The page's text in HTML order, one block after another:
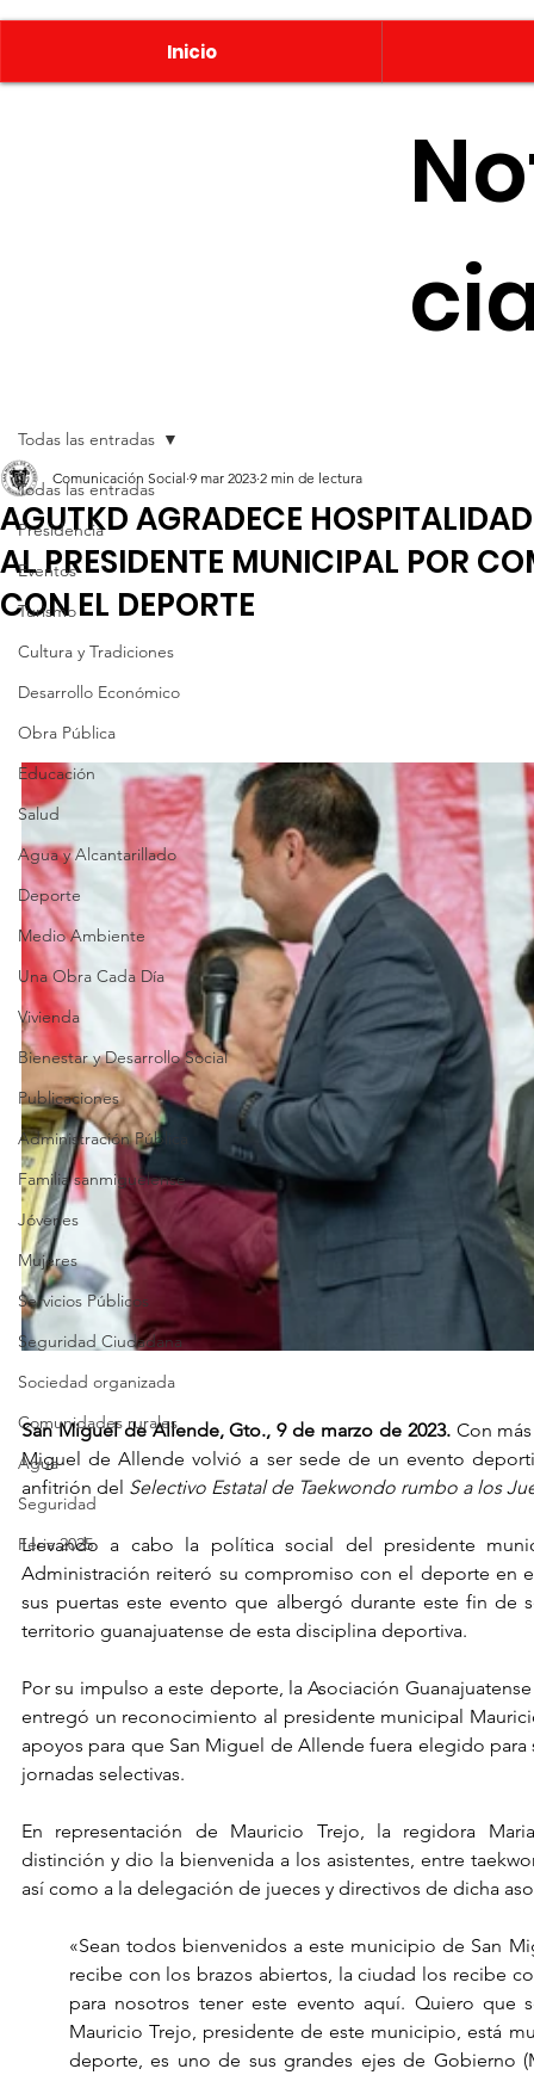
Todas las entradas
Presidencia
Eventos
Turismo
Cultura y Tradiciones
Desarrollo Económico
Obra Pública
Educación
Salud
Agua y Alcantarillado
Deporte
Medio Ambiente
Una Obra Cada Día
Vivienda
Bienestar y Desarrollo Social
Publicaciones
Administración Pública
Familia sanmiguelense
Jóvenes
Mujeres
Servicios Públicos
Seguridad Ciudadana
Sociedad organizada
Comunidades rurales
Agua
Seguridad
Feria 2025
Todas las entradas
AGUTKD AGRADECE
AL PRESIDENTE MUNICIPAL POR
CON EL DEPORTE
Comunicación Social 9 mar 2023 2 min de lectura
San Miguel de Allende, Gto., 9 de marzo de 2023. Con más
Miguel de Allende volvió a ser sede de un evento
anfitrión del Selectivo Estatal de Taekwondo rumbo a los
Llevando a cabo la política social del presidente
Administración reiteró su compromiso con el deporte en
sus puertas este evento que albergó durante este fin de
territorio guanajuatense de esta disciplina deportiva.
Por su impulso a este deporte, la Asociación
entregó un reconocimiento al presidente municipal
apoyos para que San Miguel de Allende fuera elegido para
jornadas selectivas.
En representación de Mauricio Trejo, la regidora
distinción y dio la bienvenida a los asistentes, entre
así como a la delegación de jueces y directivos de dicha
«Sean todos bienvenidos a este municipio de San
recibe con los brazos abiertos, la ciudad los recibe
para nosotros tener este evento aquí. Quiero que
Mauricio Trejo, presidente de este municipio, está
deporte, es uno de sus grandes ejes de Gobierno
Inicio